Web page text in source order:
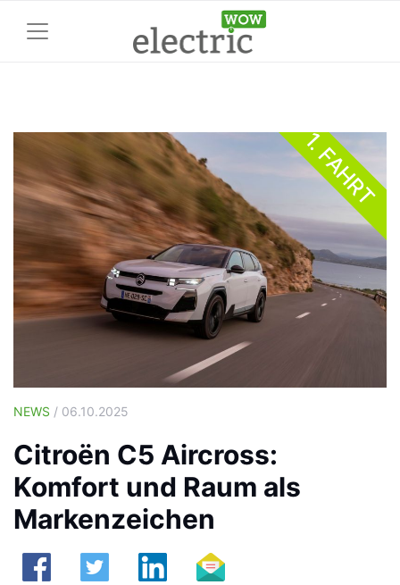
1. FAHRT
NEWS / 06.10.2025
Citroën C5 Aircross:
Komfort und Raum als
Markenzeichen